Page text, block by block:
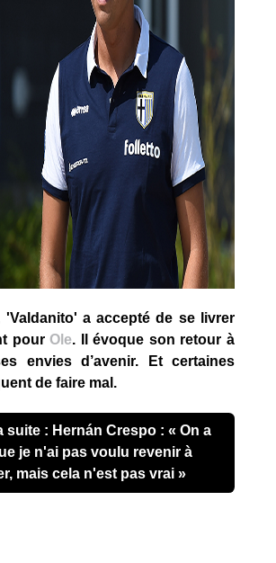
'Valdanito' a accepté de se livrer
pourOle. Il évoque son retour à
envies d’avenir. Et certaines
de faire mal.
suite : Hernán Crespo : « On a
je n'ai pas voulu revenir à
mais cela n'est pas vrai »